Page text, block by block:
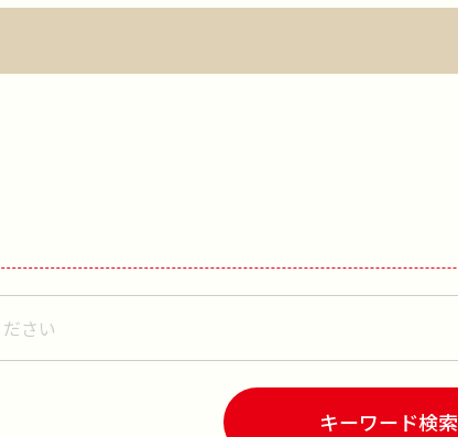
キーワード検索